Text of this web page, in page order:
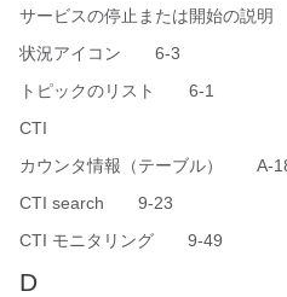
サービスの停止または開始の説
状況アイコン 6-3
トピックのリスト 6-1
CTI
カウンタ情報（テーブル） A-
CTI search 9-23
CTI モニタリング 9-49
D